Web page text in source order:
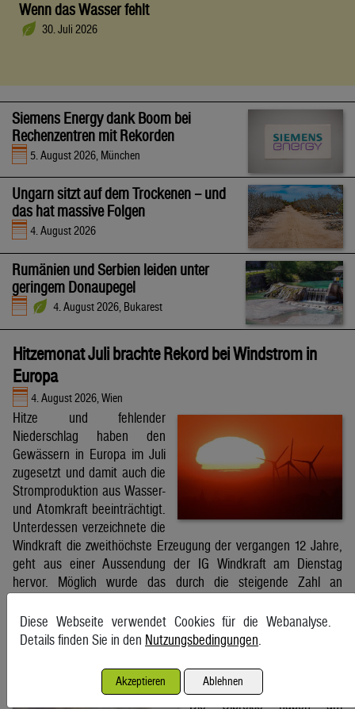
Wenn das Wasser fehlt
30. Juli 2026
Siemens Energy dank Boom bei
Rechenzentren mit Rekorden
5. August 2026, München
Ungarn sitzt auf dem Trockenen – und
das hat massive Folgen
4. August 2026
Rumänien und Serbien leiden unter
geringem Donaupegel
4. August 2026, Bukarest
Hitzemonat Juli brachte Rekord bei Windstrom in
Europa
4. August 2026, Wien
Hitze und fehlender
Niederschlag haben den
Gewässern in Europa im Juli
zugesetzt und damit auch die
Stromproduktion aus Wasser-
und Atomkraft beeinträchtigt.
Unterdessen verzeichnete die
Windkraft die zweithöchste Erzeugung der vergangen 12 Jahre,
geht aus einer Aussendung der IG Windkraft am Dienstag
hervor. Möglich wurde das durch die steigende Zahl an
APA
Brent-Ölpreis steigt auf 86,22 US-Dollar
4. August 2026, Wien
Die Ölpreise haben am
Diese Webseite verwendet Cookies für die Webanalyse.
Details finden Sie in den Nutzungsbedingungen.
Akzeptieren Ablehnen